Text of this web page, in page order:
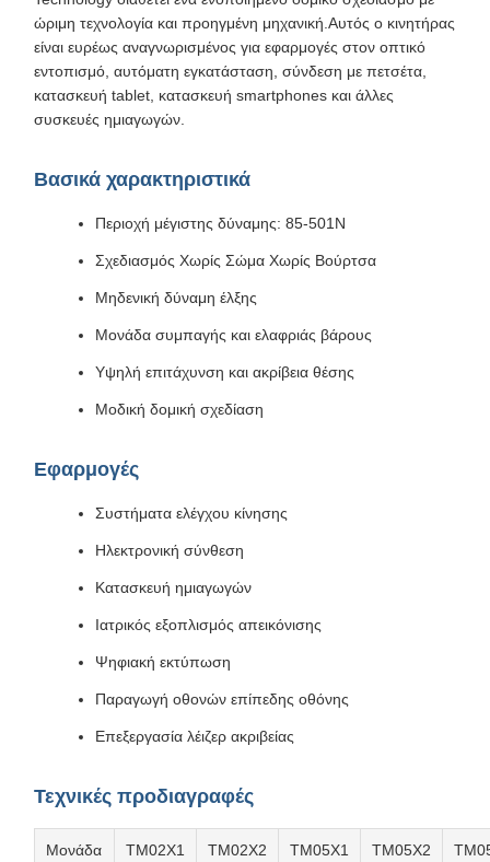
ώριμη τεχνολογία και προηγμένη μηχανική.Αυτός ο κινητήρας
είναι ευρέως αναγνωρισμένος για εφαρμογές στον οπτικό
εντοπισμό, αυτόματη εγκατάσταση, σύνδεση με πετσέτα,
κατασκευή tablet, κατασκευή smartphones και άλλες
συσκευές ημιαγωγών.
Βασικά χαρακτηριστικά
Περιοχή μέγιστης δύναμης: 85-501N
Σχεδιασμός Χωρίς Σώμα Χωρίς Βούρτσα
Μηδενική δύναμη έλξης
Μονάδα συμπαγής και ελαφριάς βάρους
Υψηλή επιτάχυνση και ακρίβεια θέσης
Μοδική δομική σχεδίαση
Εφαρμογές
Συστήματα ελέγχου κίνησης
Ηλεκτρονική σύνθεση
Κατασκευή ημιαγωγών
Ιατρικός εξοπλισμός απεικόνισης
Ψηφιακή εκτύπωση
Παραγωγή οθονών επίπεδης οθόνης
Επεξεργασία λέιζερ ακριβείας
Τεχνικές προδιαγραφές
Μονάδα TM02X1 TM02X2 ΤΜ05X1 ΤΜ05X2